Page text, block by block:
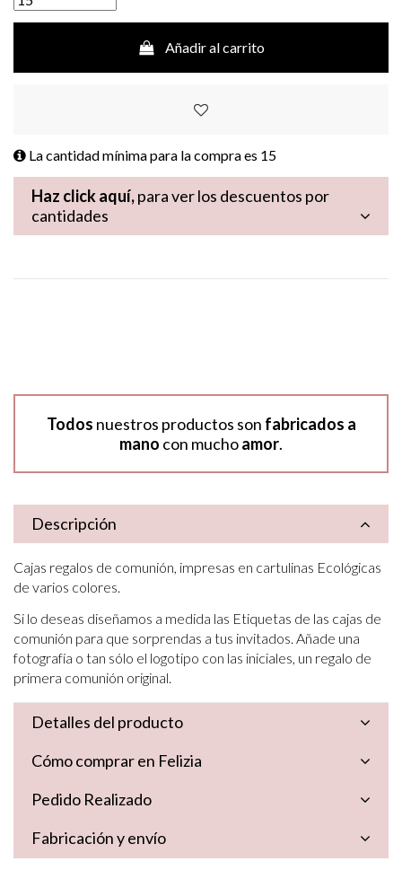
Añadir al carrito
La cantidad mínima para la compra es 15
Haz click aquí,para ver los descuentos por
cantidades
Todos nuestros productos son fabricados a
mano con muchoamor.
Descripción
Cajas regalos de comunión, impresas en cartulinas Ecológicas
de varios colores.
Si lo deseas diseñamos a medida las Etiquetas de las cajas de
comunión para que sorprendas a tus invitados. Añade una
fotografía o tan sólo el logotipo con las iniciales, un regalo de
primera comunión original.
Detalles del producto
Cómo comprar en Felizia
Pedido Realizado
Fabricación y envío